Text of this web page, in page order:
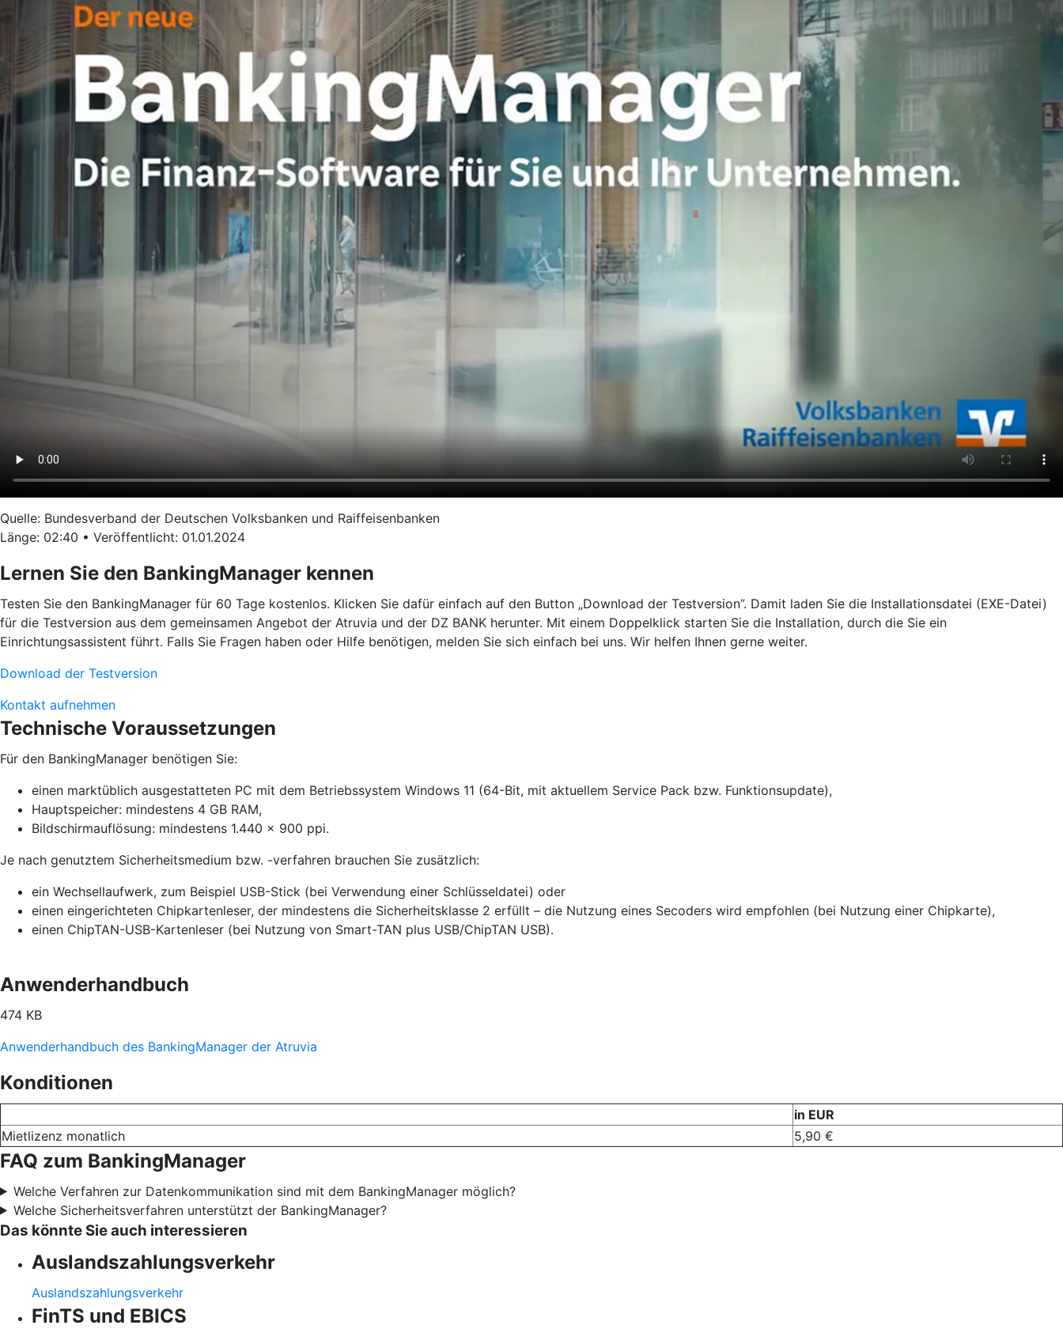
Quelle: Bundesverband der Deutschen Volksbanken und Raiffeisenbanken
Länge: 02:40 • Veröffentlicht: 01.01.2024
Lernen Sie den BankingManager kennen
Testen Sie den BankingManager für 60 Tage kostenlos. Klicken Sie dafür einfach auf den Button „Download der Testversion”. Damit laden Sie die Installationsdatei (EXE-Datei)
für die Testversion aus dem gemeinsamen Angebot der Atruvia und der DZ BANK herunter. Mit einem Doppelklick starten Sie die Installation, durch die Sie ein
Einrichtungsassistent führt. Falls Sie Fragen haben oder Hilfe benötigen, melden Sie sich einfach bei uns. Wir helfen Ihnen gerne weiter.
Download der Testversion
Kontakt aufnehmen
Technische Voraussetzungen
Für den BankingManager benötigen Sie:
einen marktüblich ausgestatteten PC mit dem Betriebssystem Windows 11 (64-Bit, mit aktuellem Service Pack bzw. Funktionsupdate),
Hauptspeicher: mindestens 4 GB RAM,
Bildschirmauflösung: mindestens 1.440 x 900 ppi.
Je nach genutztem Sicherheitsmedium bzw. -verfahren brauchen Sie zusätzlich:
ein Wechsellaufwerk, zum Beispiel USB-Stick (bei Verwendung einer Schlüsseldatei) oder
einen eingerichteten Chipkartenleser, der mindestens die Sicherheitsklasse 2 erfüllt – die Nutzung eines Secoders wird empfohlen (bei Nutzung einer Chipkarte),
einen ChipTAN-USB-Kartenleser (bei Nutzung von Smart-TAN plus USB/ChipTAN USB).
Anwenderhandbuch
474 KB
Anwenderhandbuch des BankingManager der Atruvia
Konditionen
in EUR
Mietlizenz monatlich
5,90 €
FAQ zum BankingManager
Welche Verfahren zur Datenkommunikation sind mit dem BankingManager möglich?
Welche Sicherheitsverfahren unterstützt der BankingManager?
Das könnte Sie auch interessieren
Auslandszahlungsverkehr
Auslandszahlungsverkehr
FinTS und EBICS